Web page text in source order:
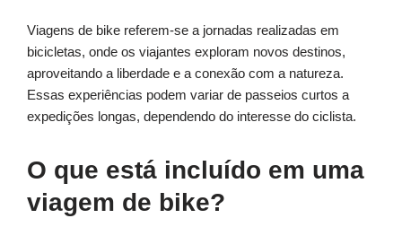
Viagens de bike referem-se a jornadas realizadas em
bicicletas, onde os viajantes exploram novos destinos,
aproveitando a liberdade e a conexão com a natureza.
Essas experiências podem variar de passeios curtos a
expedições longas, dependendo do interesse do ciclista.
O que está incluído em uma
viagem de bike?